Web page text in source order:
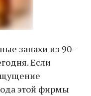
запахи из 90-
Если
этой фирмы